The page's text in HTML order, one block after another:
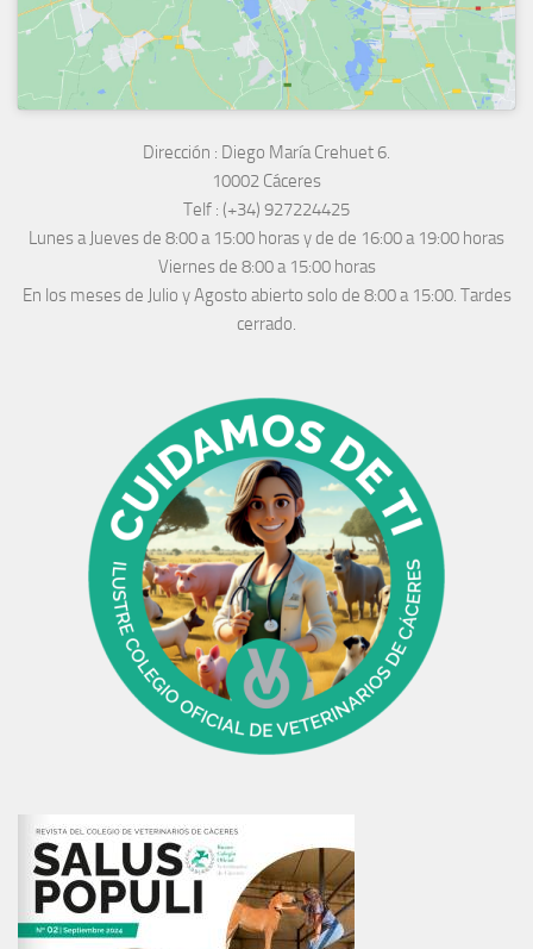
Dirección : Diego María Crehuet 6.
10002 Cáceres
Telf : (+34) 927224425
Lunes a Jueves de 8:00 a 15:00 horas y de de 16:00 a 19:00 horas
Viernes de 8:00 a 15:00 horas
En los meses de Julio y Agosto abierto solo de 8:00 a 15:00. Tardes
cerrado.